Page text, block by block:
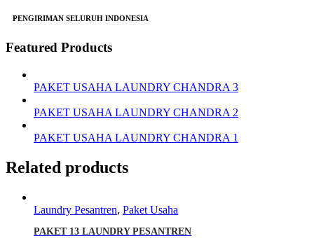
PENGIRIMAN SELURUH INDONESIA
Featured Products
PAKET USAHA LAUNDRY CHANDRA 3
PAKET USAHA LAUNDRY CHANDRA 2
PAKET USAHA LAUNDRY CHANDRA 1
Related products
Laundry Pesantren, Paket Usaha
PAKET 13 LAUNDRY PESANTREN